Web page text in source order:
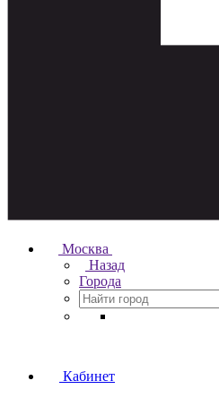
Москва
Назад
Города
Кабинет